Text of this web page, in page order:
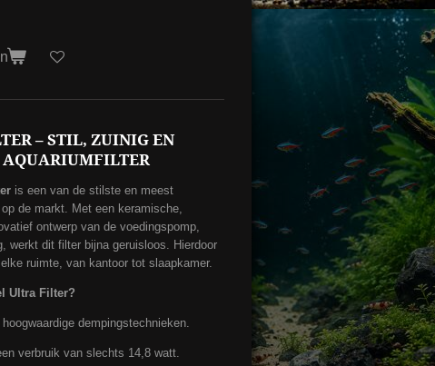
– STIL, ZUINIG EN
is een van de stilste en meest
de markt. Met een keramische,
ontwerp van de voedingspomp,
werkt dit filter bijna geruisloos. Hierdoor
ruimte, van kantoor tot slaapkamer.
Ultra Filter?
dempingstechnieken.
verbruik van slechts 14,8 watt.